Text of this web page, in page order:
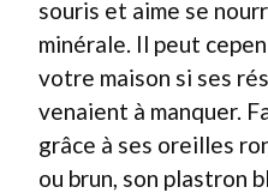
souris et aime se
minérale. Il peut
votre maison si ses
venaient à manquer.
grâce à ses oreilles
ou brun, son plastron